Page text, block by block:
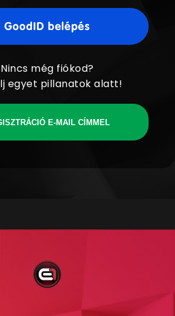
Nincs még fiókod?
egyet pillanatok alatt!
E-MAIL CÍMMEL